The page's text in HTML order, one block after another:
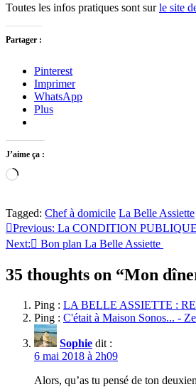
Toutes les infos pratiques sont surle site
Partager :
Pinterest
Imprimer
WhatsApp
Plus
J’aime ça :
Chargement…
Tagged: Chef à domicile La Belle Assiette
Navigation
de
l’article
Previous: La CONDITION
Next:
Bon plan La Belle Assiette
35 thoughts on “Mon
Ping : LA BELLE ASSIETTE :
Ping : C'était à Maison Sonos... -
Sophie dit :
6 mai 2018 à 2h09
Alors, qu’as tu pensé de ton